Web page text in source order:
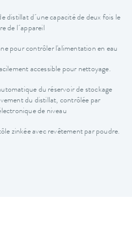
distillat d´une capacité de deux fois le
de l´appareil
pour contrôler l'alimentation en eau
accessible pour nettoyage.
du réservoir de stockage
du distillat, contrôlée par
de niveau
zinkée avec revêtement par poudre.